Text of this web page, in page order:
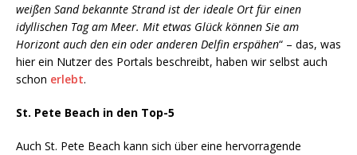
weißen Sand bekannte Strand ist der ideale Ort für einen
idyllischen Tag am Meer. Mit etwas Glück können Sie am
Horizont auch den ein oder anderen Delfin erspähen“ – das, was
hier ein Nutzer des Portals beschreibt, haben wir selbst auch
schon erlebt.
St. Pete Beach in den Top-5
Auch St. Pete Beach kann sich über eine hervorragende